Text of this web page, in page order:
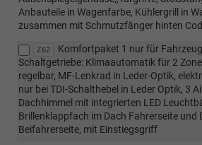
Anbauteile in Wagenfarbe, Kühlergrill in
zusammen mit Schmutzfänger hinten
Z62
Komfortpaket 1 nur für
Schaltgetriebe: Klimaautomatik für 2
regelbar, MF-Lenkrad in Leder-Optik,
nur bei TDI-Schalthebel in Leder Optik, 3
Dachhimmel mit integrierten LED
Brillenklappfach im Dach Fahrerseite und
Beifahrerseite, mit Einstiegsgriff